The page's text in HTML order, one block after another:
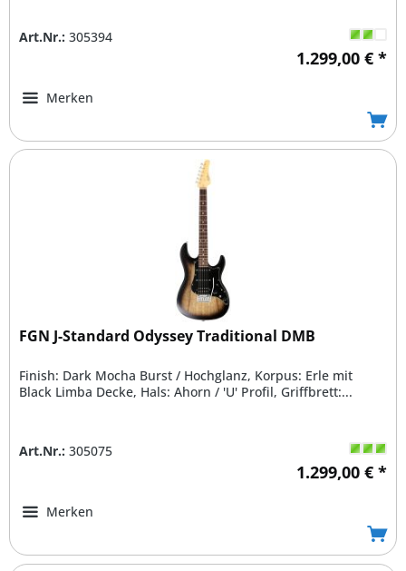
Art.Nr.: 305394
1.299,00 € *
Merken
FGN J-Standard Odyssey Traditional DMB
Finish: Dark Mocha Burst / Hochglanz, Korpus: Erle mit
Black Limba Decke, Hals: Ahorn / 'U' Profil, Griffbrett:...
Art.Nr.: 305075
1.299,00 € *
Merken